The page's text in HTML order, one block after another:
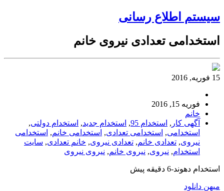
سیستم اطلاع رسانی
استخدامی تعدادی نیروی خانم
15 فوریه, 2016
فوریه 15, 2016
خانم
آگهی کار , استخدام 95 , استخدام جدید, استخدام دولتی,
استخدامی, استخدامی تعدادی, استخدامی خانم, استخدامی
نیروی, تعدادی خانم, تعدادی نیروی, خانم تعدادی, سایت
استخدام, نیروی, نیروی خانم, نیروی نیروی
استخدام دهوند-6 دقیقه پیش
میهن دانلود